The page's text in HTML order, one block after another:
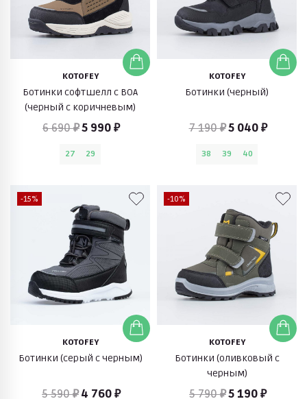
KOTOFEY
Ботинки софтшелл с BOA
(черный с коричневым)
6 690 ₽5 990 ₽
27 29
KOTOFEY
Ботинки (черный)
7 190 ₽5 040 ₽
38 39 40
-15%
KOTOFEY
Ботинки (серый с черным)
5 590 ₽ 4 760 ₽
-10%
KOTOFEY
Ботинки (оливковый с
черным)
5 790 ₽5 190 ₽